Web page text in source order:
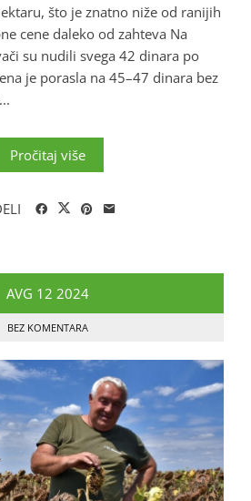
što je znatno niže od ranijih
cene daleko od zahteva Na
su nudili svega 42 dinara po
je porasla na 45–47 dinara bez
Pročitaj više
AVG 12 2024
BEZ KOMENTARA